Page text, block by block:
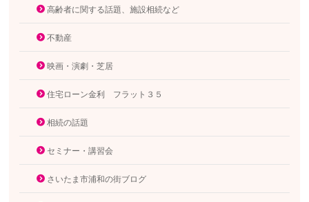
高齢者に関する話題、施設相続など
不動産
映画・演劇・芝居
住宅ローン金利 フラット３５
相続の話題
セミナー・講習会
さいたま市浦和の街ブログ